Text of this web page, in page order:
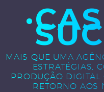
MAIS QUE UMA
ESTRATÉGIAS,
PRODUÇÃO
RETORNO AOS